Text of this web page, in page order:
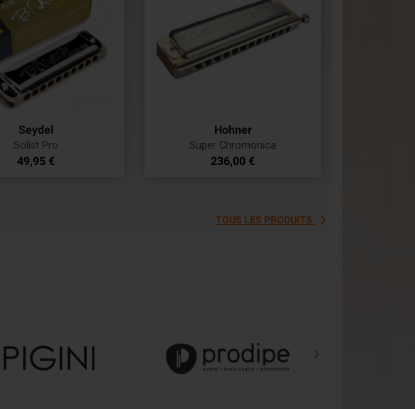
Seydel
Solist Pro
Prix
49,95 €
Hohner
Super Chromonica
Prix
236,00 €
TOUS LES PRODUITS 